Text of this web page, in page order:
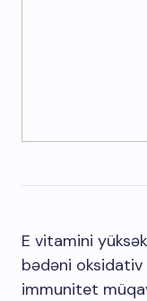
E vitamini
bədəni
immunitet